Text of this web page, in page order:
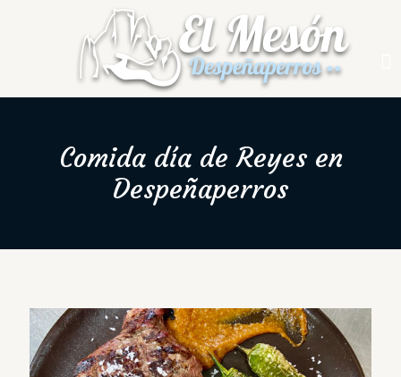
Comida día de Reyes en
Despeñaperros